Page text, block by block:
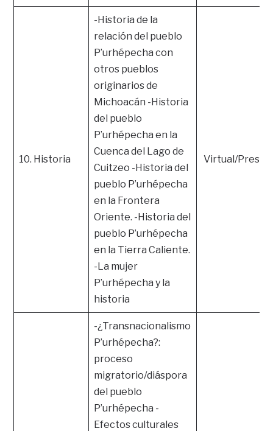
10. Historia
-Historia de la
relación del pueblo
P’urhépecha con
otros pueblos
originarios de
Michoacán -Historia
del pueblo
P’urhépecha en la
Cuenca del Lago de
Cuitzeo -Historia del
pueblo P’urhépecha
en la Frontera
Oriente. -Historia del
pueblo P’urhépecha
en la Tierra Caliente.
-La mujer
P’urhépecha y la
historia
Virtual/
-¿Transnacionalismo
P’urhépecha?:
proceso
migratorio/diáspora
del pueblo
P’urhépecha -
Efectos culturales